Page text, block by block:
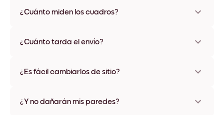
¿Cuánto miden los cuadros?
varios materiales y colores de marco, incluidas opciones sin
¿Cuánto tarda el envío?
disponibles en algunos países. Te enviaremos un número de
¿Es fácil cambiarlos de sitio?
ningún daño
¿Y no dañarán mis paredes?